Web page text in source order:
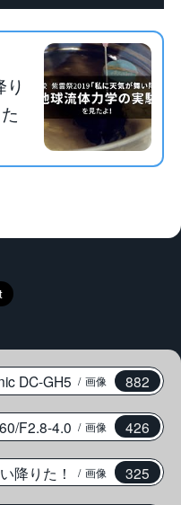
DC-GH5 画像 882
F2.8-4.0 画像 426
降りた！ 画像 325